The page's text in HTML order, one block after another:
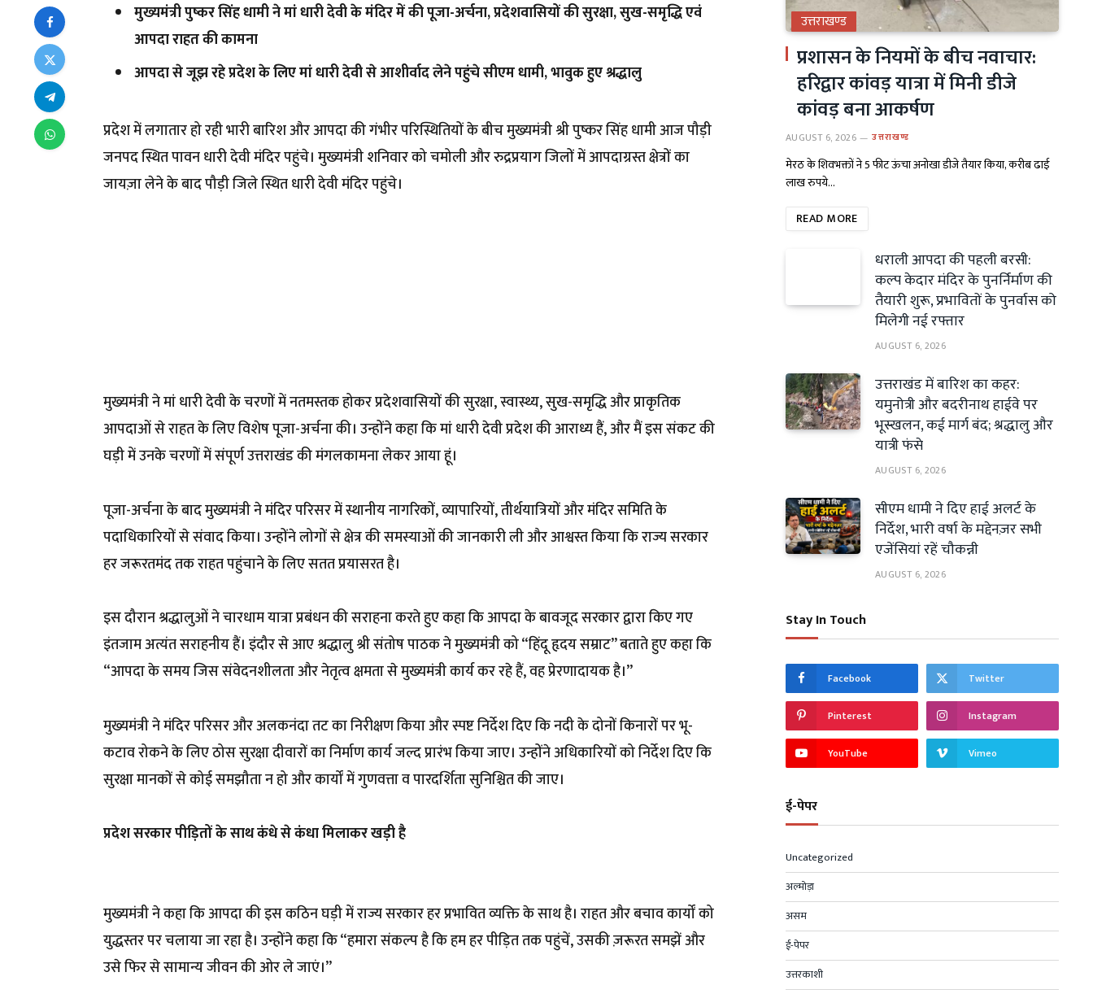
मुख्यमंत्री पुष्कर सिंह धामी ने मां धारी देवी के मंदिर में की पूजा-अर्चना, प्रदेशवासियों की सुरक्षा, सुख-समृद्धि एवं
आपदा राहत की कामना
आपदा से जूझ रहे प्रदेश के लिए मां धारी देवी से आशीर्वाद लेने पहुंचे सीएम धामी, भावुक हुए श्रद्धालु
प्रदेश में लगातार हो रही भारी बारिश और आपदा की गंभीर परिस्थितियों के बीच मुख्यमंत्री श्री पुष्कर सिंह धामी आज पौड़ी
जनपद स्थित पावन धारी देवी मंदिर पहुंचे। मुख्यमंत्री शनिवार को चमोली और रुद्रप्रयाग जिलों में आपदाग्रस्त क्षेत्रों का
जायज़ा लेने के बाद पौड़ी जिले स्थित धारी देवी मंदिर पहुंचे।
मुख्यमंत्री ने मां धारी देवी के चरणों में नतमस्तक होकर प्रदेशवासियों की सुरक्षा, स्वास्थ्य, सुख-समृद्धि और प्राकृतिक
आपदाओं से राहत के लिए विशेष पूजा-अर्चना की। उन्होंने कहा कि मां धारी देवी प्रदेश की आराध्य हैं, और मैं इस संकट की
घड़ी में उनके चरणों में संपूर्ण उत्तराखंड की मंगलकामना लेकर आया हूं।
पूजा-अर्चना के बाद मुख्यमंत्री ने मंदिर परिसर में स्थानीय नागरिकों, व्यापारियों, तीर्थयात्रियों और मंदिर समिति के
पदाधिकारियों से संवाद किया। उन्होंने लोगों से क्षेत्र की समस्याओं की जानकारी ली और आश्वस्त किया कि राज्य सरकार
हर जरूरतमंद तक राहत पहुंचाने के लिए सतत प्रयासरत है।
इस दौरान श्रद्धालुओं ने चारधाम यात्रा प्रबंधन की सराहना करते हुए कहा कि आपदा के बावजूद सरकार द्वारा किए गए
इंतजाम अत्यंत सराहनीय हैं। इंदौर से आए श्रद्धालु श्री संतोष पाठक ने मुख्यमंत्री को “हिंदू हृदय सम्राट” बताते हुए कहा कि
“आपदा के समय जिस संवेदनशीलता और नेतृत्व क्षमता से मुख्यमंत्री कार्य कर रहे हैं, वह प्रेरणादायक है।”
मुख्यमंत्री ने मंदिर परिसर और अलकनंदा तट का निरीक्षण किया और स्पष्ट निर्देश दिए कि नदी के दोनों किनारों पर भू-
कटाव रोकने के लिए ठोस सुरक्षा दीवारों का निर्माण कार्य जल्द प्रारंभ किया जाए। उन्होंने अधिकारियों को निर्देश दिए कि
सुरक्षा मानकों से कोई समझौता न हो और कार्यों में गुणवत्ता व पारदर्शिता सुनिश्चित की जाए।
प्रदेश सरकार पीड़ितों के साथ कंधे से कंधा मिलाकर खड़ी है
मुख्यमंत्री ने कहा कि आपदा की इस कठिन घड़ी में राज्य सरकार हर प्रभावित व्यक्ति के साथ है। राहत और बचाव कार्यों को
युद्धस्तर पर चलाया जा रहा है। उन्होंने कहा कि “हमारा संकल्प है कि हम हर पीड़ित तक पहुंचें, उसकी ज़रूरत समझें और
उसे फिर से सामान्य जीवन की ओर ले जाएं।”
उत्तराखण्ड
प्रशासन के नियमों के बीच नवाचार:
हरिद्वार कांवड़ यात्रा में मिनी डीजे
कांवड़ बना आकर्षण
AUGUST 6, 2026 उत्तराखण्ड
मेरठ के शिवभक्तों ने 5 फीट ऊंचा अनोखा डीजे तैयार किया, करीब ढाई
लाख रुपये…
READ MORE
धराली आपदा की पहली बरसी:
कल्प केदार मंदिर के पुनर्निर्माण की
तैयारी शुरू, प्रभावितों के पुनर्वास को
मिलेगी नई रफ्तार
AUGUST 6, 2026
उत्तराखंड में बारिश का कहर:
यमुनोत्री और बदरीनाथ हाईवे पर
भूस्खलन, कई मार्ग बंद; श्रद्धालु और
यात्री फंसे
AUGUST 6, 2026
सीएम धामी ने दिए हाई अलर्ट के
निर्देश, भारी वर्षा के मद्देनज़र सभी
एजेंसियां रहें चौकन्नी
AUGUST 6, 2026
Stay In Touch
Facebook Twitter
Pinterest Instagram
YouTube Vimeo
ई-पेपर
Uncategorized
अल्मोड़ा
असम
ई-पेपर
उत्तरकाशी